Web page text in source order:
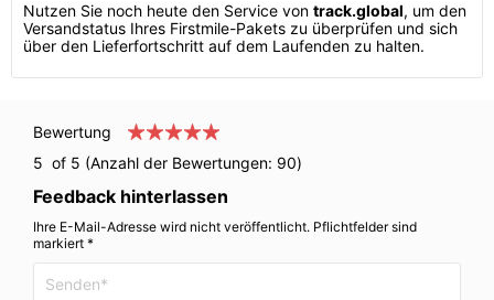
Nutzen Sie noch heute den Service von track.global, um den
Versandstatus Ihres Firstmile-Pakets zu überprüfen und sich
über den Lieferfortschritt auf dem Laufenden zu halten.
Bewertung
5 of 5 (Anzahl der Bewertungen: 90)
Feedback hinterlassen
Ihre E-Mail-Adresse wird nicht veröffentlicht. Pflichtfelder sind
markiert *